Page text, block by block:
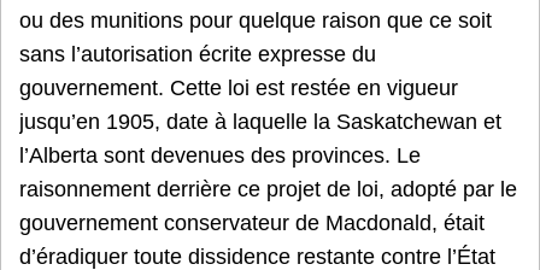
ou des munitions pour quelque raison que ce soit
sans l’autorisation écrite expresse du
gouvernement. Cette loi est restée en vigueur
jusqu’en 1905, date à laquelle la Saskatchewan et
l’Alberta sont devenues des provinces. Le
raisonnement derrière ce projet de loi, adopté par le
gouvernement conservateur de Macdonald, était
d’éradiquer toute dissidence restante contre l’État